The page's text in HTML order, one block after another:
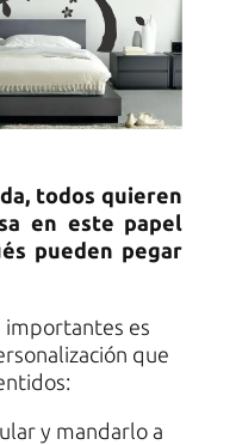
todos quieren
en este papel
pueden pegar
importantes es
que
y mandarlo a